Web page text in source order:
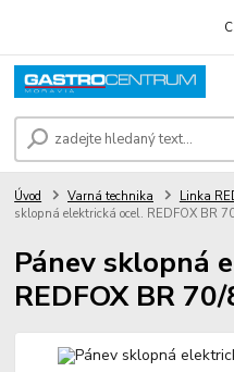
Úvod Varná technika Linka
sklopná elektrická ocel. REDFOX BR
Pánev sklopná
REDFOX BR